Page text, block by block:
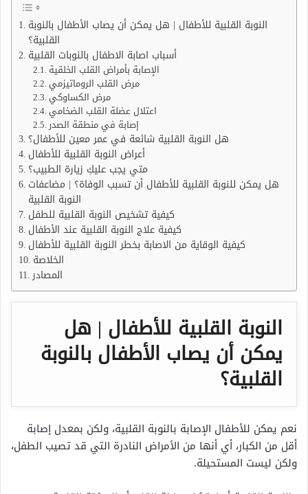
النوبة القلبية للأطفال | هل يمكن أن يصاب الأطفال بالنوبة
أسباب اصابة الاطفال بالنوبات القلبية
مرض القلب الروماتيزمي
مرض الكساوكي
اعتلال عضلة القلب الضخامي
أعراض النوبة القلبية للأطفال
هل يمكن للنوبة القلبية للأطفال أن تسبب الوفاة؟ | مضاعفات
الخلاصة
النوبة القلبية للأطفال | هل
يمكن أن يصاب الأطفال بالنوبة
القلبية؟
نعم يمكن للأطفال الإصابة بالنوبة القلبية، ولكن بمعدل إصابة
أقل من الكبار، أي أنها من الأمراض النادرة التي قد تصيب الطفل،
ولكن ليست المستحيلة.